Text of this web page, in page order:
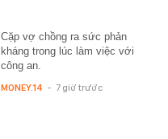
Cặp vợ chồng ra sức phản
kháng trong lúc làm việc với
công an.
MONEY.14 - 7 giờ trước